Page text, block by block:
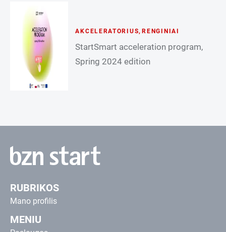
AKCELERATORIUS, RENGINIAI
StartSmart acceleration program,
Spring 2024 edition
RUBRIKOS
Mano profilis
MENIU